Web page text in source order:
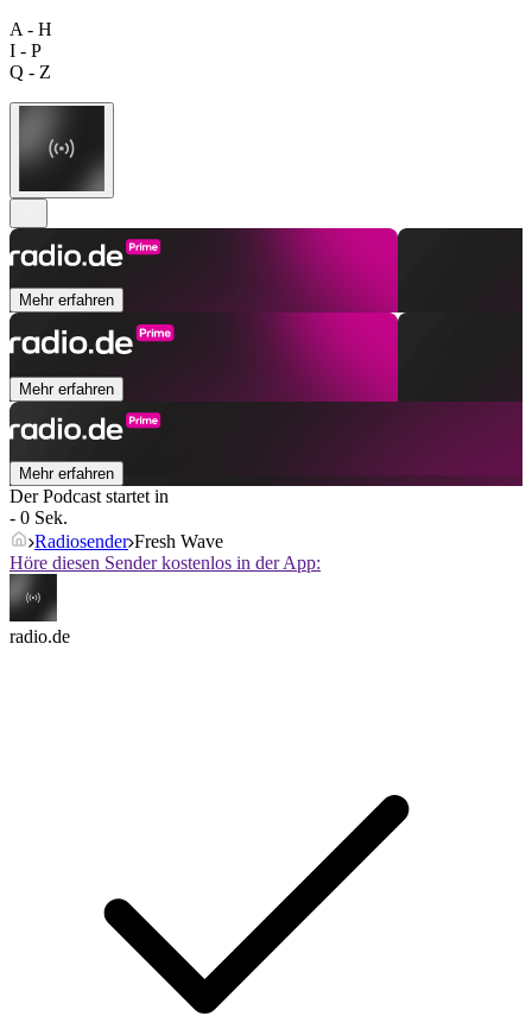
A - H
I - P
Q - Z
Mehr erfahren
Mehr erfahren
Mehr erfahren
Der Podcast startet in
- 0 Sek.
Radiosender Fresh Wave
Höre diesen Sender kostenlos in der App:
radio.de